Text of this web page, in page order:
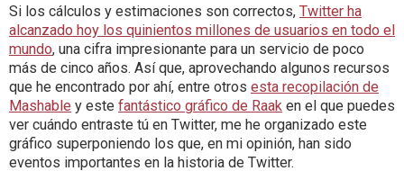
Si los cálculos y estimaciones son correctos, Twitter ha
alcanzado hoy los quinientos millones de usuarios en todo el
mundo, una cifra impresionante para un servicio de poco
más de cinco años. Así que, aprovechando algunos recursos
que he encontrado por ahí, entre otros esta recopilación de
Mashable y este fantástico gráfico de Raak en el que puedes
ver cuándo entraste tú en Twitter, me he organizado este
gráfico superponiendo los que, en mi opinión, han sido
eventos importantes en la historia de Twitter.